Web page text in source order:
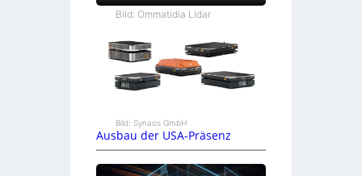
Bild: Ommatidia Lidar
Bild: Synaos GmbH
Ausbau der USA-Präsenz